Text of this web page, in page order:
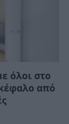
όλοι στο
από